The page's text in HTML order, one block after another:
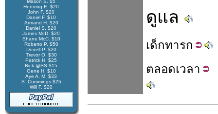
Mason S. $5
Henning E. $20
John F. $20
Daniel F. $10
Armand H. $20
Daniel S. $20
James McD. $20
Shane McC. $10
Roberto P. $50
Derrell P. $20
Trevor O. $30
Patrick H. $25
Rick @SS $15
Gene H. $10
Aye A. M. $33
S. Cummings $25
Will F. $20
ดูแล
เด็กทารก
ตลอดเวลา